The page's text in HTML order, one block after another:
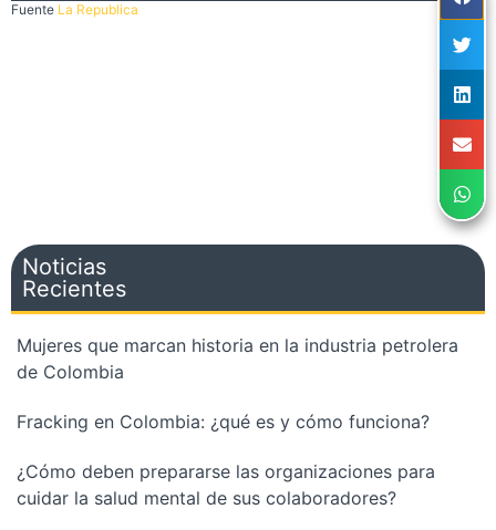
Fuente La Republica
Noticias
Recientes
Mujeres que marcan historia en la industria petrolera
de Colombia
Fracking en Colombia: ¿qué es y cómo funciona?
¿Cómo deben prepararse las organizaciones para
cuidar la salud mental de sus colaboradores?